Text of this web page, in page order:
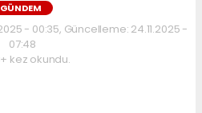
GÜNDEM
- 00:35, Güncelleme: 24.11.2025 -
07:48
kez okundu.